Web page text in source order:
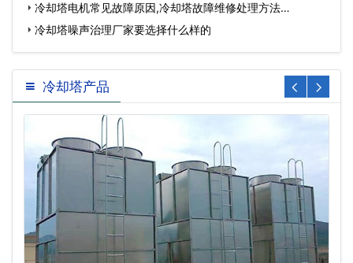
冷却塔电机常见故障原因,冷却塔故障维修处理方法…
冷却塔噪声治理厂家要选择什么样的
冷却塔产品